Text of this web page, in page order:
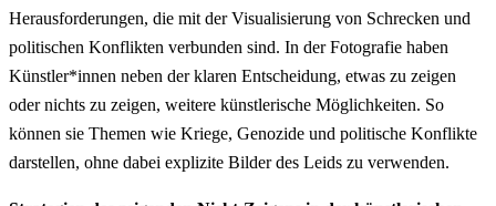
Herausforderungen, die mit der Visualisierung von Schrecken und
politischen Konflikten verbunden sind. In der Fotografie haben
Künstler*innen neben der klaren Entscheidung, etwas zu zeigen
oder nichts zu zeigen, weitere künstlerische Möglichkeiten. So
können sie Themen wie Kriege, Genozide und politische Konflikte
darstellen, ohne dabei explizite Bilder des Leids zu verwenden.